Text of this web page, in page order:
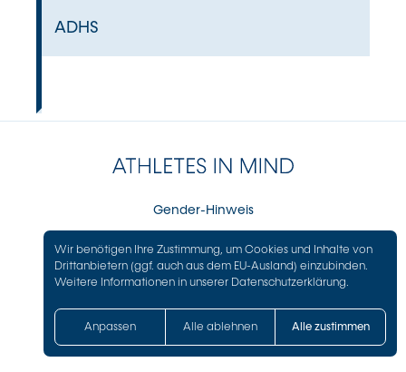
ADHS
Gender-Hinweis
Datenschutz
Wir benötigen Ihre Zustimmung, um Cookies und Inhalte von
Drittanbietern (ggf. auch aus dem EU-Ausland) einzubinden.
Weitere Informationen in unserer Datenschutzerklärung.
Anpassen Alle ablehnen Alle zustimmen